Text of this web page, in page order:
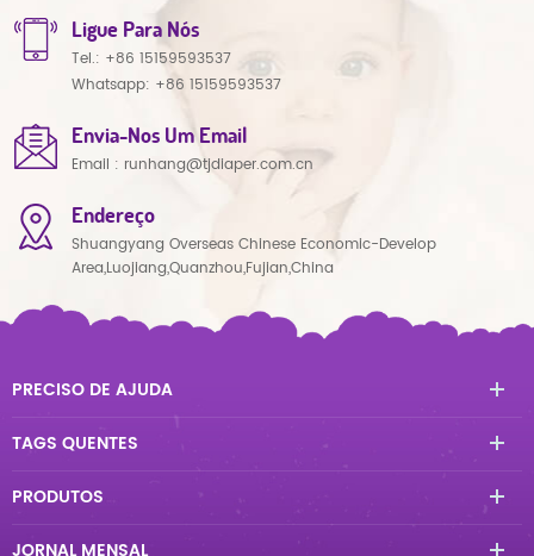
Ligue Para Nós
Tel.: +86 15159593537
Whatsapp: +86 15159593537
Envia-Nos Um Email
Email : runhang@tjdiaper.com.cn
Endereço
Shuangyang Overseas Chinese Economic-Develop
Area,Luojiang,Quanzhou,Fujian,China
PRECISO DE AJUDA
TAGS QUENTES
PRODUTOS